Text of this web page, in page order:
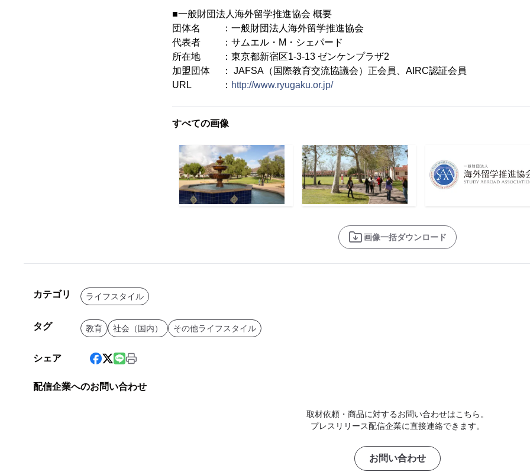
■一般財団法人海外留学推進協会 概要
団体名 ：一般財団法人海外留学推進協会
代表者 ：サムエル・M・シェパード
所在地 ：東京都新宿区1-3-13 ゼンケンプラザ2
加盟団体 ： JAFSA（国際教育交流協議会）正会員、AIRC認証会員
URL ： http://www.ryugaku.or.jp/
すべての画像
画像一括ダウンロード
カテゴリ ライフスタイル
タグ 教育 社会（国内） その他ライフスタイル
シェア
配信企業へのお問い合わせ
取材依頼・商品に対するお問い合わせはこちら。
プレスリリース配信企業に直接連絡できます。
お問い合わせ